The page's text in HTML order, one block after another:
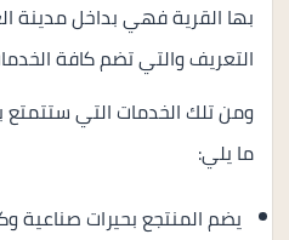
بها القرية فهي بداخل مدينة
التعريف والتي تضم كافة
ومن تلك الخدمات التي ستتمتع
ما يلي:
يضم المنتجع بحيرات صناعية